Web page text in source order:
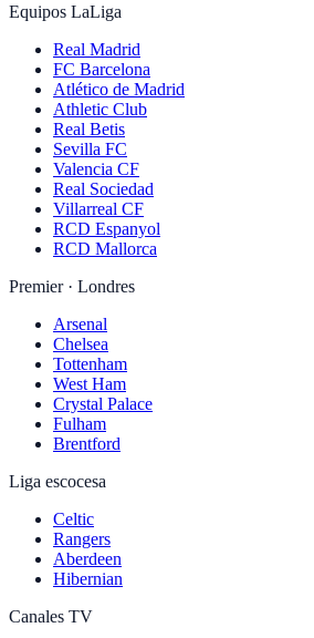
Equipos LaLiga
Real Madrid
FC Barcelona
Atlético de Madrid
Athletic Club
Real Betis
Sevilla FC
Valencia CF
Real Sociedad
Villarreal CF
RCD Espanyol
RCD Mallorca
Premier · Londres
Arsenal
Chelsea
Tottenham
West Ham
Crystal Palace
Fulham
Brentford
Liga escocesa
Celtic
Rangers
Aberdeen
Hibernian
Canales TV